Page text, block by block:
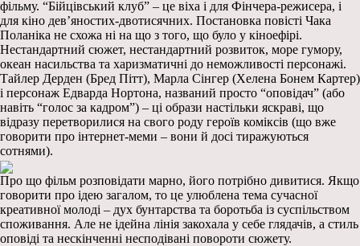
фільму. “Бійцівський клуб” – це віха і для Фінчера-режисера, і
для кіно дев’яностих-двотисячних. Постановка повісті Чака
Поланіка не схожа ні на що з того, що було у кіноефірі.
Нестандартний сюжет, нестандартний розвиток, море гумору,
океан насильства та харизматичні до неможливості персонажі.
Тайлер Дерден (Бред Пітт), Марла Сінгер (Хелена Бонем Картер)
і персонаж Едварда Нортона, названий просто “оповідач” (або
навіть “голос за кадром”) – ці образи настільки яскраві, що
відразу перетворилися на свого роду героїв коміксів (що вже
говорити про інтернет-меми – вони й досі тиражуються
сотнями).
Про що фільм розповідати марно, його потрібно дивитися. Якщо
говорити про ідею загалом, то це улюблена тема сучасної
креативної молоді – дух бунтарства та боротьба із суспільством
споживання. Але не ідейна лінія закохала у себе глядачів, а стиль
оповіді та нескінченні несподівані повороти сюжету.